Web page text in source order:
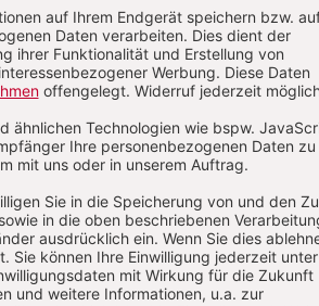
Älterwerden – wie geht das?
Anselm Grün, Gabriela Herpell,
Sebastian Herrmann u.a.